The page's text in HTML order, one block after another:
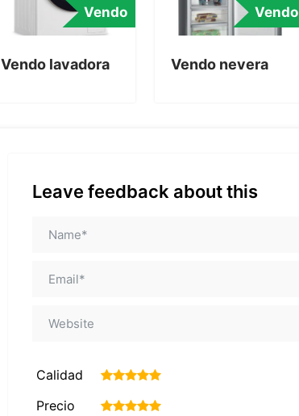
Vendo
Vendo lavadora
Vendo
Vendo nevera
Leave feedback about this
Calidad 5
4
3
2
Precio 5
4
3
2